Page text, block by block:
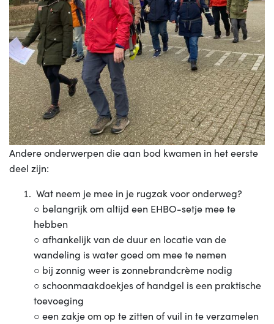
Andere onderwerpen die aan bod kwamen in het eerste
deel zijn:
Wat neem je mee in je rugzak voor onderweg?
○ belangrijk om altijd een EHBO-setje mee te
hebben
○ afhankelijk van de duur en locatie van de
wandeling is water goed om mee te nemen
○ bij zonnig weer is zonnebrandcrème nodig
○ schoonmaakdoekjes of handgel is een praktische
toevoeging
○ een zakje om op te zitten of vuil in te verzamelen